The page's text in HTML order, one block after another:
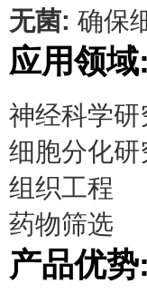
无菌: 确保
应用领域:
神经科学研
细胞分化研
组织工程
药物筛选
产品优势: